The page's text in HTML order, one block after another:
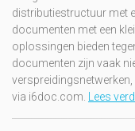
distributiestructuur met
documenten met een
oplossingen bieden
documenten zijn vaak
via i6doc.com. Lees